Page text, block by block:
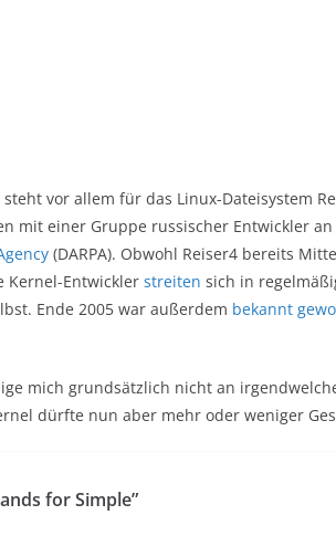
steht vor allem für das Linux-Dateisystem
mit einer Gruppe russischer Entwickler
(DARPA). Obwohl Reiser4 bereits
Kernel-Entwickler streiten sich in
Ende 2005 war außerdem bekannt
mich grundsätzlich nicht an
dürfte nun aber mehr oder weniger
for Simple”